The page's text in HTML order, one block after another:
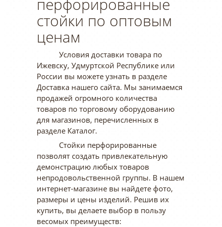
перфорированные
стойки по оптовым
ценам
Условия доставки товара по
Ижевску, Удмуртской Республике или
России вы можете узнать в разделе
Доставка нашего сайта. Мы занимаемся
продажей огромного количества
товаров по торговому оборудованию
для магазинов, перечисленных в
разделе Каталог.
Стойки перфорированные
позволят создать привлекательную
демонстрацию любых товаров
непродовольственной группы. В нашем
интернет-магазине вы найдете фото,
размеры и цены изделий. Решив их
купить, вы делаете выбор в пользу
весомых преимуществ: